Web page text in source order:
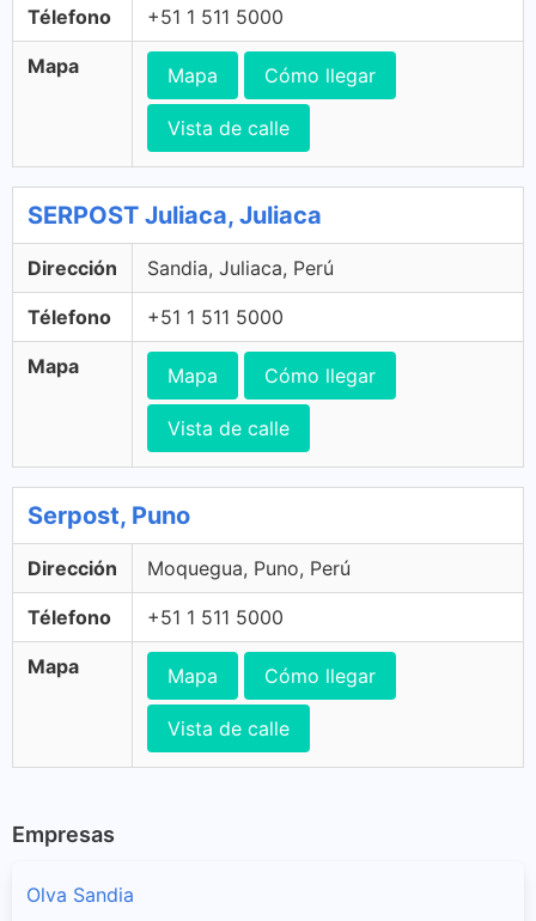
Télefono +51 1 511 5000
Mapa Mapa Cómo llegar
Vista de calle
SERPOST Juliaca, Juliaca
Dirección Sandia, Juliaca, Perú
Télefono +51 1 511 5000
Mapa Mapa Cómo llegar
Vista de calle
Serpost, Puno
Dirección Moquegua, Puno, Perú
Télefono +51 1 511 5000
Mapa Mapa Cómo llegar
Vista de calle
Empresas
Olva Sandia